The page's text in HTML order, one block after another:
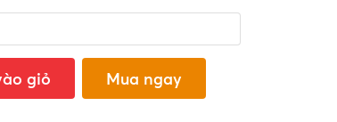
giỏ Mua ngay